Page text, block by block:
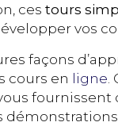
ces tours
vos
façons
cours en ligne
fournissent